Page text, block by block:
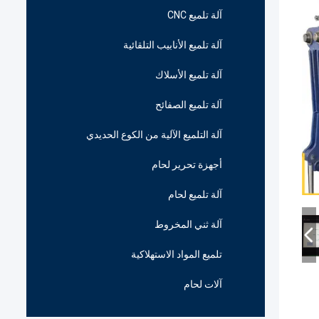
آلة تلميع CNC
آلة تلميع الأنابيب التلقائية
آلة تلميع الأسلاك
آلة تلميع الصفائح
آلة التلميع الآلية من الكوع الحديدي
أجهزة تحرير لحام
آلة تلميع لحام
آلة ثني المخروط
تلميع المواد الاستهلاكية
آلات لحام